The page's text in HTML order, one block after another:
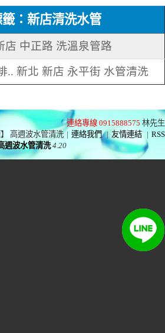
：新店清洗水管
店 中正路 洗溫泉管路
.. 新北 新店 永平街 水管清洗
連絡專線 0915888575 林先生
高週波水管清洗 | 連絡我們 | 友情連結 | RSS
週波水管清洗 4.20